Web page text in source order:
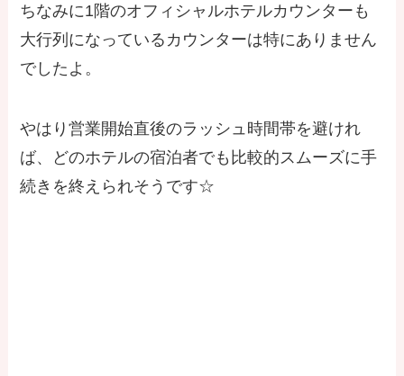
ちなみに1階のオフィシャルホテルカウンターも
大行列になっているカウンターは特にありません
でしたよ。
やはり営業開始直後のラッシュ時間帯を避けれ
ば、どのホテルの宿泊者でも比較的スムーズに手
続きを終えられそうです☆